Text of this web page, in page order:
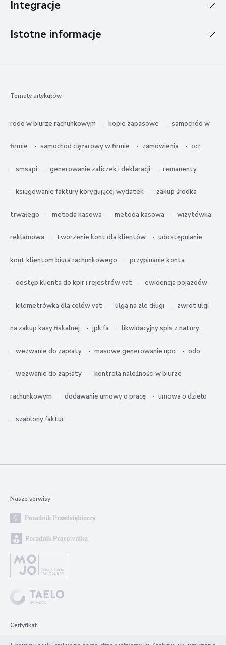
Integracje
Istotne informacje
Tematy artykułów
rodo w biurze rachunkowym kopie zapasowe samochód w
firmie samochód ciężarowy w firmie zamówienia ocr
smsapi generowanie zaliczek i deklaracji remanenty
księgowanie faktury korygującej wydatek zakup środka
trwałego metoda kasowa metoda kasowa wizytówka
reklamowa tworzenie kont dla klientów udostępnianie
kont klientom biura rachunkowego przypinanie konta
dostęp klienta do kpir i rejestrów vat ewidencja pojazdów
kilometrówka dla celów vat ulga na złe długi zwrot ulgi
na zakup kasy fiskalnej jpk fa likwidacyjny spis z natury
wezwanie do zapłaty masowe generowanie upo odo
wezwanie do zapłaty kontrola należności w biurze
rachunkowym dodawanie umowy o pracę umowa o dzieło
szablony faktur
Nasze serwisy
Certyfikat